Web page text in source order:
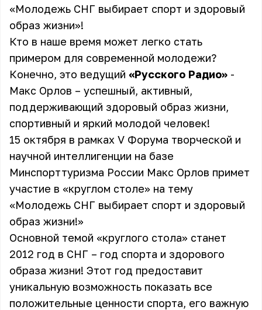
«Молодежь СНГ выбирает спорт и здоровый
образ жизни»!
Кто в наше время может легко стать
примером для современной молодежи?
Конечно, это ведущий «Русского Радио» -
Макс Орлов – успешный, активный,
поддерживающий здоровый образ жизни,
спортивный и яркий молодой человек!
15 октября в рамках V Форума творческой и
научной интеллигенции на базе
Минспорттуризма России Макс Орлов примет
участие в «круглом столе» на тему
«Молодежь СНГ выбирает спорт и здоровый
образ жизни!»
Основной темой «круглого стола» станет
2012 год в СНГ – год спорта и здорового
образа жизни! Этот год предоставит
уникальную возможность показать все
положительные ценности спорта, его важную